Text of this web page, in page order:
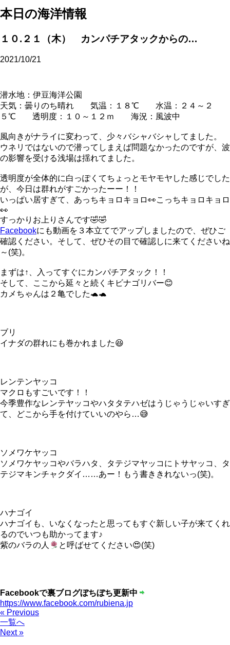
本日の海洋情報
１０.２１（木） カンパチアタックからの…
2021/10/21
潜水地：伊豆海洋公園
天気：曇りのち晴れ 気温：１８℃ 水温：２４～２
５℃ 透明度：１０～１２ｍ 海況：風波中
風向きがナライに変わって、少々バシャバシャしてました。
ウネリではないので潜ってしまえば問題なかったのですが、波
の影響を受ける浅場は揺れてました。
透明度が全体的に白っぽくてちょっとモヤモヤした感じでした
が、今日は群れがすごかったーー！！
いっぱい居すぎて、あっちキョロキョロ👀こっちキョロキョロ
👀
すっかりお上りさんです🤣🤣
Facebookにも動画を３本立てでアップしましたので、ぜひご
確認ください。そして、ぜひその目で確認しに来てくださいね
～(笑)。
まずは↑、入ってすぐにカンパチアタック！！
そして、ここから延々と続くキビナゴリバー😊
カメちゃんは２亀でした🐢🐢
ブリ
イナダの群れにも巻かれました😆
レンテンヤッコ
マクロもすごいです！！
今季豊作なレンテヤッコやハタタテハゼはうじゃうじゃいすぎ
て、どこから手を付けていいのやら…😅
ソメワケヤッコ
ソメワケヤッコやバラハタ、タテジマヤッコにトサヤッコ、タ
テジマキンチャクダイ……あー！もう書ききれないっ(笑)。
ハナゴイ
ハナゴイも、いなくなったと思ってもすぐ新しい子が来てくれ
るのでいつも助かってます♪
紫のバラの人
と呼ばせてください😍(笑)
Facebookで裏ブログぼちぼち更新中
https://www.facebook.com/rubiena.jp
« Previous
一覧へ
Next »